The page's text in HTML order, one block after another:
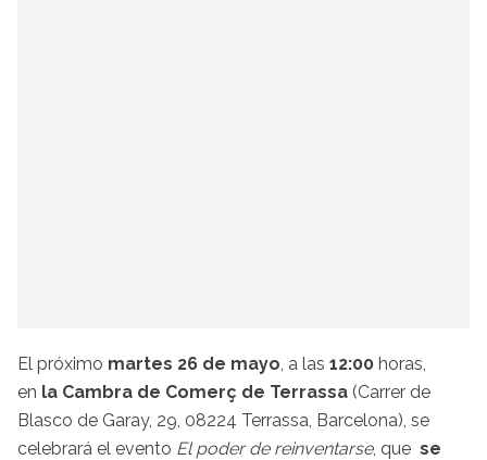
El próximo martes 26 de mayo, a las 12:00 horas,
en la Cambra de Comerç de Terrassa (Carrer de
Blasco de Garay, 29, 08224 Terrassa, Barcelona), se
celebrará el evento El poder de reinventarse, que se